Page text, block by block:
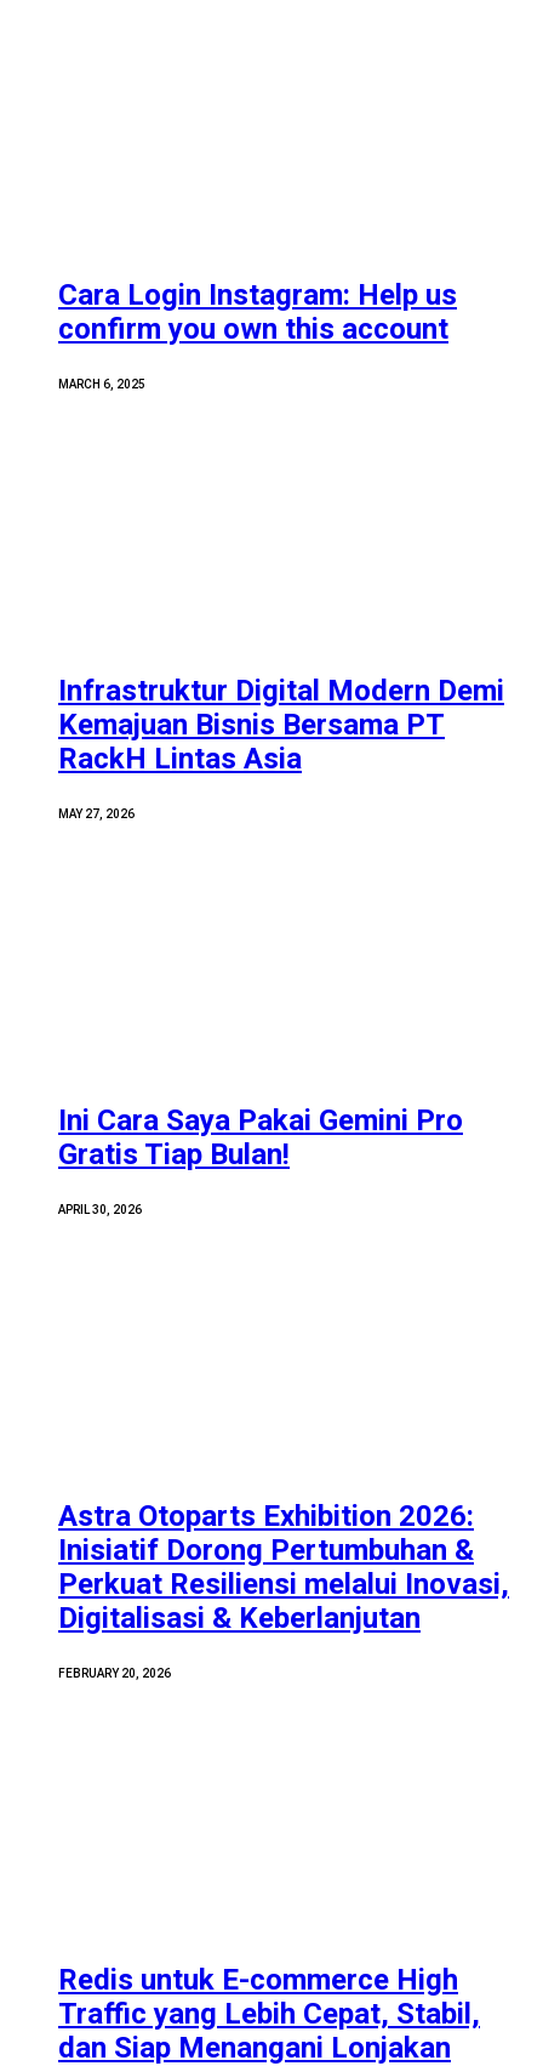
Cara Login Instagram: Help us
confirm you own this account
MARCH 6, 2025
Infrastruktur Digital Modern Demi
Kemajuan Bisnis Bersama PT
RackH Lintas Asia
MAY 27, 2026
Ini Cara Saya Pakai Gemini Pro
Gratis Tiap Bulan!
APRIL 30, 2026
Astra Otoparts Exhibition 2026:
Inisiatif Dorong Pertumbuhan &
Perkuat Resiliensi melalui Inovasi,
Digitalisasi & Keberlanjutan
FEBRUARY 20, 2026
Redis untuk E-commerce High
Traffic yang Lebih Cepat, Stabil,
dan Siap Menangani Lonjakan